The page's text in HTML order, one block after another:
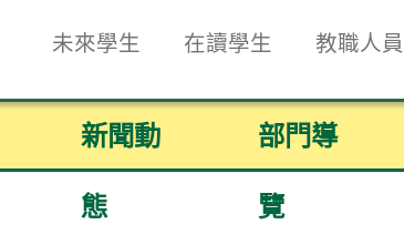
未來學生 在讀學生 教職人員
新聞動
態
部門導
覽